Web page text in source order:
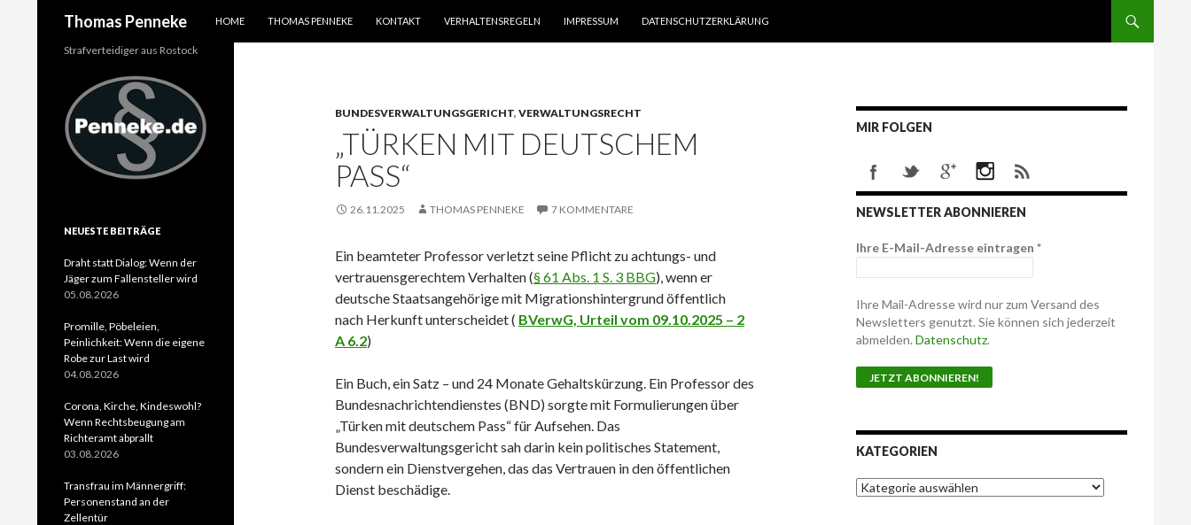
Thomas Penneke
HOME
THOMAS PENNEKE KONTAKT VERHALTENSREGELN IMPRESSUM DATENSCHUTZERKLÄRUNG
BUNDESVERWALTUNGSGERICHT, VERWALTUNGSRECHT
„TÜRKEN MIT DEUTSCHEM
PASS“
26.11.2025 THOMAS PENNEKE 7 KOMMENTARE
Ein beamteter Professor verletzt seine Pflicht zu achtungs- und
vertrauensgerechtem Verhalten (§ 61 Abs. 1 S. 3 BBG), wenn er
deutsche Staatsangehörige mit Migrationshintergrund öffentlich
nach Herkunft unterscheidet ( BVerwG, Urteil vom 09.10.2025 – 2
A 6.2)
Ein Buch, ein Satz – und 24 Monate Gehaltskürzung. Ein Professor des
Bundesnachrichtendienstes (BND) sorgte mit Formulierungen über
„Türken mit deutschem Pass“ für Aufsehen. Das
Bundesverwaltungsgericht sah darin kein politisches Statement,
sondern ein Dienstvergehen, das das Vertrauen in den öffentlichen
Dienst beschädige.
MIR FOLGEN
NEWSLETTER ABONNIEREN
Ihre E-Mail-Adresse eintragen *
Ihre Mail-Adresse wird nur zum Versand des
Newsletters genutzt. Sie können sich jederzeit
abmelden. Datenschutz.
KATEGORIEN
K
a
Strafverteidiger aus Rostock
NEUESTE BEITRÄGE
Draht statt Dialog: Wenn der
Jäger zum Fallensteller wird
05.08.2026
Promille, Pöbeleien,
Peinlichkeit: Wenn die eigene
Robe zur Last wird
04.08.2026
Corona, Kirche, Kindeswohl?
Wenn Rechtsbeugung am
Richteramt abprallt
03.08.2026
Transfrau im Männergriff:
Personenstand an der
Zellentür